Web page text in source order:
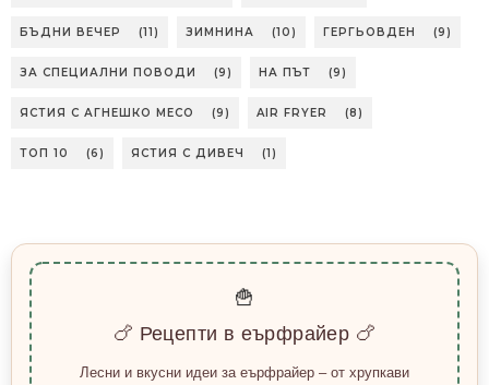
БЪДНИ ВЕЧЕР (11) ЗИМНИНА (10) ГЕРГЬОВДЕН (9)
ЗА СПЕЦИАЛНИ ПОВОДИ (9) НА ПЪТ (9)
ЯСТИЯ С АГНЕШКО МЕСО (9) AIR FRYER (8)
ТОП 10 (6) ЯСТИЯ С ДИВЕЧ (1)
🍟
🍗 Рецепти в еърфрайер 🍗
Лесни и вкусни идеи за еърфрайер – от хрупкави